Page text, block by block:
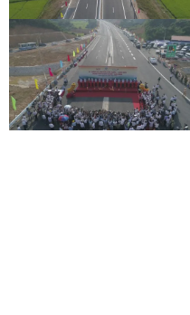
LỄ THÔNG XE CAO TỐC BẮC GIANG -
LẠNG SƠN